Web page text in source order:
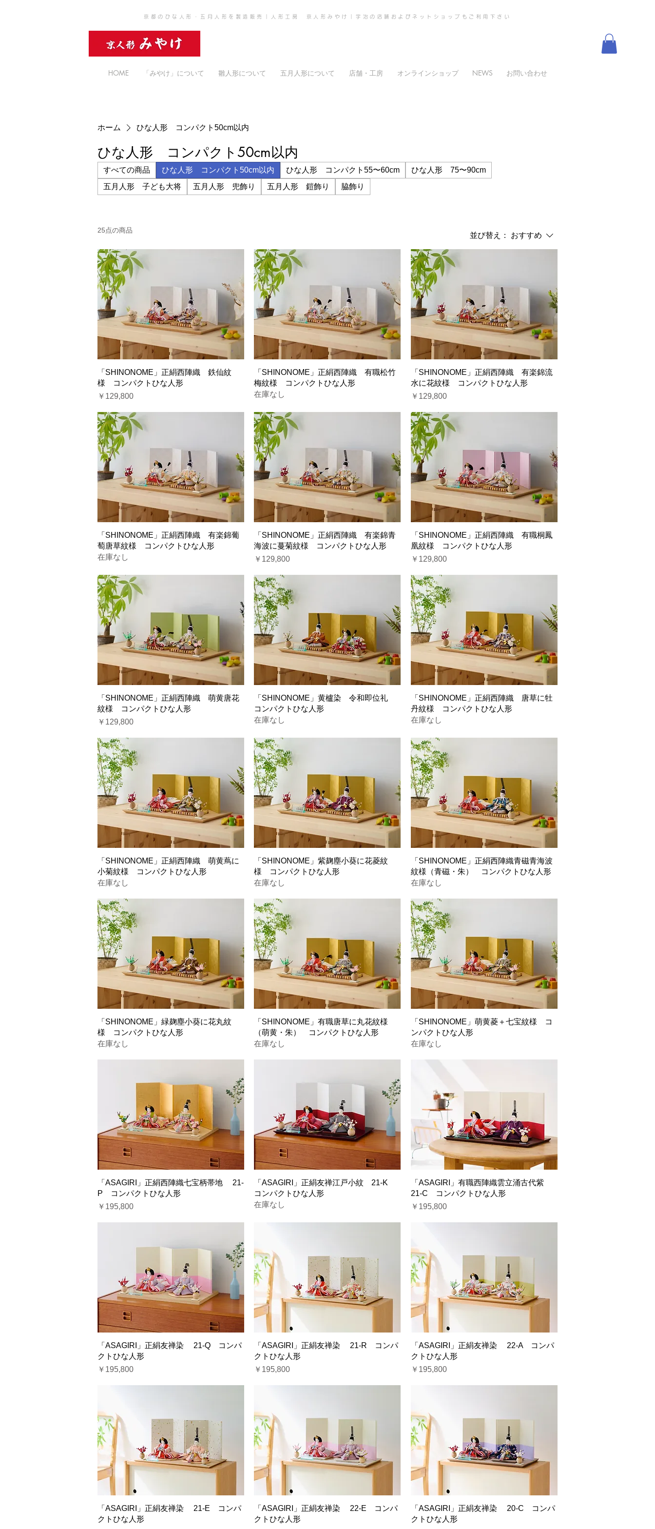
京都のひな人形・五月人形を製造販売｜人形工房 京人形みやけ｜宇治の店舗およびネットショップもご利用下さい
HOME 「みやけ」について 雛人形について 五月人形について 店舗・工房 オンラインショップ NEWS お問い合わせ
ホーム ひな人形 コンパクト50cm以内
ひな人形 コンパクト50cm以内
すべての商品 ひな人形 コンパクト50cm以内 ひな人形 コンパクト55〜60cm
ひな人形 75〜90cm
五月人形 子ども大将
五月人形 兜飾り 五月人形 鎧飾り 脇飾り
25点の商品
並び替え： おすすめ
「SHINONOME」正絹西陣織 鉄仙紋
様 コンパクトひな人形
価格
￥129,800
「SHINONOME」正絹西陣織 有職松竹
梅紋様 コンパクトひな人形
在庫なし
「SHINONOME」正絹西陣織 有楽錦流
水に花紋様 コンパクトひな人形
価格
￥129,800
「SHINONOME」正絹西陣織 有楽錦葡
萄唐草紋様 コンパクトひな人形
在庫なし
「SHINONOME」正絹西陣織 有楽錦青
海波に蔓菊紋様 コンパクトひな人形
価格
￥129,800
「SHINONOME」正絹西陣織 有職桐鳳
凰紋様 コンパクトひな人形
価格
￥129,800
「SHINONOME」正絹西陣織 萌黄唐花
紋様 コンパクトひな人形
価格
￥129,800
「SHINONOME」黄櫨染 令和即位礼
コンパクトひな人形
在庫なし
「SHINONOME」正絹西陣織 唐草に牡
丹紋様 コンパクトひな人形
在庫なし
「SHINONOME」正絹西陣織 萌黄蔦に
小菊紋様 コンパクトひな人形
在庫なし
「SHINONOME」紫麹塵小葵に花菱紋
様 コンパクトひな人形
在庫なし
「SHINONOME」正絹西陣織青磁青海波
紋様（青磁・朱） コンパクトひな人形
在庫なし
「SHINONOME」緑麹塵小葵に花丸紋
様 コンパクトひな人形
在庫なし
「SHINONOME」有職唐草に丸花紋様
（萌黄・朱） コンパクトひな人形
在庫なし
「SHINONOME」萌黄菱＋七宝紋様 コ
ンパクトひな人形
在庫なし
「ASAGIRI」正絹西陣織七宝柄帯地 21-
P コンパクトひな人形
価格
￥195,800
「ASAGIRI」正絹友禅江戸小紋 21-K
コンパクトひな人形
在庫なし
「ASAGIRI」有職西陣織雲立涌古代紫
21-C コンパクトひな人形
価格
￥195,800
「ASAGIRI」正絹友禅染 21-Q コンパ
クトひな人形
価格
￥195,800
「ASAGIRI」正絹友禅染 21-R コンパ
クトひな人形
価格
￥195,800
「ASAGIRI」正絹友禅染 22-A コンパ
クトひな人形
価格
￥195,800
「ASAGIRI」正絹友禅染 21-E コンパ
クトひな人形
「ASAGIRI」正絹友禅染 22-E コンパ
クトひな人形
「ASAGIRI」正絹友禅染 20-C コンパ
クトひな人形